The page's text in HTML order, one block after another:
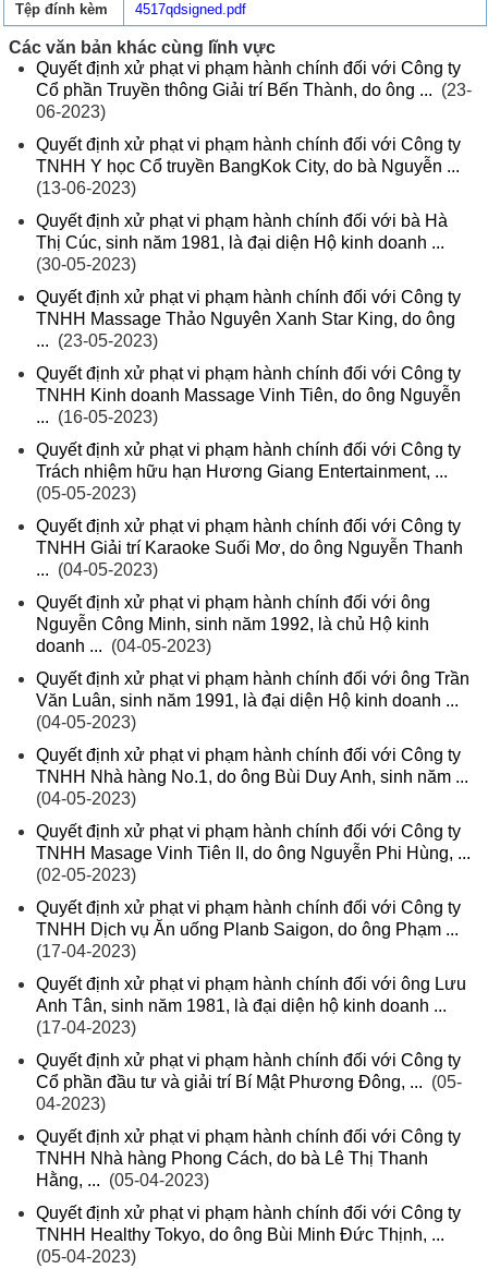
Tệp đính kèm 4517qdsigned.pdf
Các văn bản khác cùng lĩnh vực
Quyết định xử phạt vi phạm hành chính đối với Công ty
Cổ phần Truyền thông Giải trí Bến Thành, do ông ... (23-
06-2023)
Quyết định xử phạt vi phạm hành chính đối với Công ty
TNHH Y học Cổ truyền BangKok City, do bà Nguyễn ...
(13-06-2023)
Quyết định xử phạt vi phạm hành chính đối với bà Hà
Thị Cúc, sinh năm 1981, là đại diện Hộ kinh doanh ...
(30-05-2023)
Quyết định xử phạt vi phạm hành chính đối với Công ty
TNHH Massage Thảo Nguyên Xanh Star King, do ông
... (23-05-2023)
Quyết định xử phạt vi phạm hành chính đối với Công ty
TNHH Kinh doanh Massage Vinh Tiên, do ông Nguyễn
... (16-05-2023)
Quyết định xử phạt vi phạm hành chính đối với Công ty
Trách nhiệm hữu hạn Hương Giang Entertainment, ...
(05-05-2023)
Quyết định xử phạt vi phạm hành chính đối với Công ty
TNHH Giải trí Karaoke Suối Mơ, do ông Nguyễn Thanh
... (04-05-2023)
Quyết định xử phạt vi phạm hành chính đối với ông
Nguyễn Công Minh, sinh năm 1992, là chủ Hộ kinh
doanh ... (04-05-2023)
Quyết định xử phạt vi phạm hành chính đối với ông Trần
Văn Luân, sinh năm 1991, là đại diện Hộ kinh doanh ...
(04-05-2023)
Quyết định xử phạt vi phạm hành chính đối với Công ty
TNHH Nhà hàng No.1, do ông Bùi Duy Anh, sinh năm ...
(04-05-2023)
Quyết định xử phạt vi phạm hành chính đối với Công ty
TNHH Masage Vinh Tiên II, do ông Nguyễn Phi Hùng, ...
(02-05-2023)
Quyết định xử phạt vi phạm hành chính đối với Công ty
TNHH Dịch vụ Ăn uống Planb Saigon, do ông Phạm ...
(17-04-2023)
Quyết định xử phạt vi phạm hành chính đối với ông Lưu
Anh Tân, sinh năm 1981, là đại diện hộ kinh doanh ...
(17-04-2023)
Quyết định xử phạt vi phạm hành chính đối với Công ty
Cổ phần đầu tư và giải trí Bí Mật Phương Đông, ... (05-
04-2023)
Quyết định xử phạt vi phạm hành chính đối với Công ty
TNHH Nhà hàng Phong Cách, do bà Lê Thị Thanh
Hằng, ... (05-04-2023)
Quyết định xử phạt vi phạm hành chính đối với Công ty
TNHH Healthy Tokyo, do ông Bùi Minh Đức Thịnh, ...
(05-04-2023)